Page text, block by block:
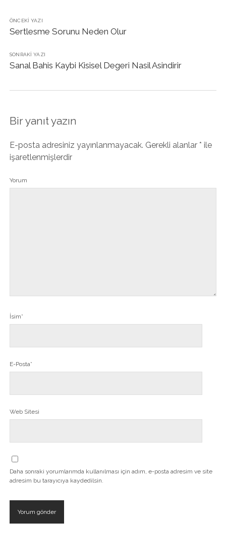
ÖNCEKI YAZI
Sertlesme Sorunu Neden Olur
SONRAKI YAZI
Sanal Bahis Kaybi Kisisel Degeri Nasil Asindirir
Bir yanıt yazın
E-posta adresiniz yayınlanmayacak. Gerekli alanlar * ile
işaretlenmişlerdir
Yorum
İsim*
E-Posta*
Web Sitesi
Daha sonraki yorumlarımda kullanılması için adım, e-posta adresim ve site
adresim bu tarayıcıya kaydedilsin.